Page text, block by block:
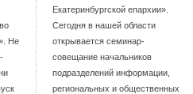
Не
Екатеринбургской епархии».
Сегодня в нашей области
открывается семинар-
совещание начальников
подразделений информации,
региональных и общественных